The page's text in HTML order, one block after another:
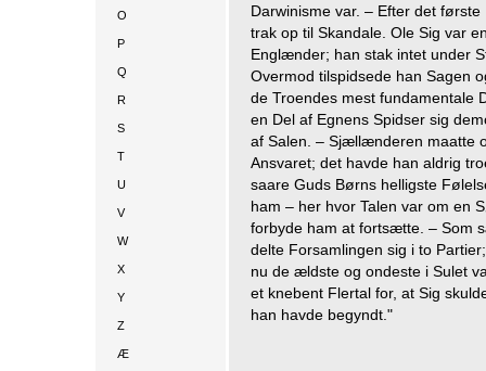
O
P
Q
R
S
T
U
V
W
X
Y
Z
Æ
Darwinisme var. – Efter det
trak op til Skandale. Ole Sig var
Englænder; han stak intet under
Overmod tilspidsede han Sagen
de Troendes mest fundamentale
en Del af Egnens Spidser sig
af Salen. – Sjællænderen maatte
Ansvaret; det havde han aldrig
saare Guds Børns helligste
ham – her hvor Talen var om en
forbyde ham at fortsætte. – Som
delte Forsamlingen sig i to
nu de ældste og ondeste i Sulet
et knebent Flertal for, at Sig
han havde begyndt."